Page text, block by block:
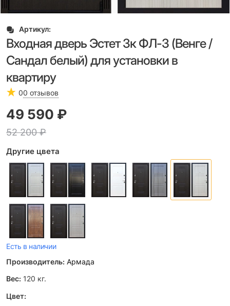
Артикул:
Входная дверь Эстет 3к ФЛ-3 (Венге /
Сандал белый) для установки в
квартиру
00 отзывов
52 200 ₽
49 590 ₽
Другие цвета
Есть в наличии
Производитель: Армада
Вес: 120 кг.
Цвет: